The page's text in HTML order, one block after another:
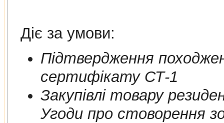
Діє за умови:
Пiдтвердження
сертифiкату СТ-1
Закупiвлi товару
Угоди про стоворення